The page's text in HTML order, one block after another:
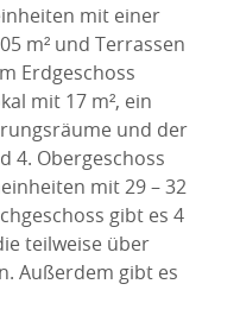
mit einer
m² und Terrassen
Erdgeschoss
mit 17 m², ein
und der
4. Obergeschoss
mit 29 – 32
gibt es 4
teilweise über
Außerdem gibt es